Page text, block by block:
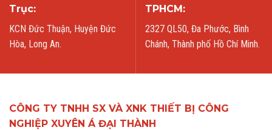
Trục:
KCN Đức Thuận, Huyện Đức
Hòa, Long An.
TPHCM:
2327 QL50, Đa Phước, Bình
Chánh, Thành phố Hồ Chí Minh.
CÔNG TY TNHH SX VÀ XNK THIẾT BỊ CÔNG
NGHIỆP XUYÊN Á ĐẠI THÀNH